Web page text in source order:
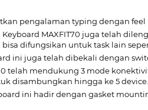
pengalaman typing dengan
Keyboard MAXFIT70 juga telah
difungsikan untuk task lain
ini juga telah dibekali dengan
telah mendukung 3 mode
disambungkan hingga ke 5 device.
ini hadir dengan gasket